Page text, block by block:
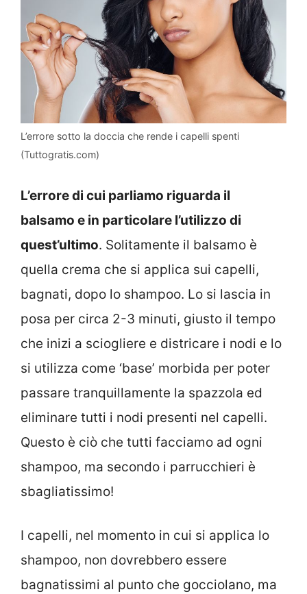
L’errore sotto la doccia che rende i capelli spenti
(Tuttogratis.com)
L’errore di cui parliamo riguarda il
balsamo e in particolare l’utilizzo di
quest’ultimo. Solitamente il balsamo è
quella crema che si applica sui capelli,
bagnati, dopo lo shampoo. Lo si lascia in
posa per circa 2-3 minuti, giusto il tempo
che inizi a sciogliere e districare i nodi e lo
si utilizza come ‘base’ morbida per poter
passare tranquillamente la spazzola ed
eliminare tutti i nodi presenti nel capelli.
Questo è ciò che tutti facciamo ad ogni
shampoo, ma secondo i parrucchieri è
sbagliatissimo!
I capelli, nel momento in cui si applica lo
shampoo, non dovrebbero essere
bagnatissimi al punto che gocciolano, ma